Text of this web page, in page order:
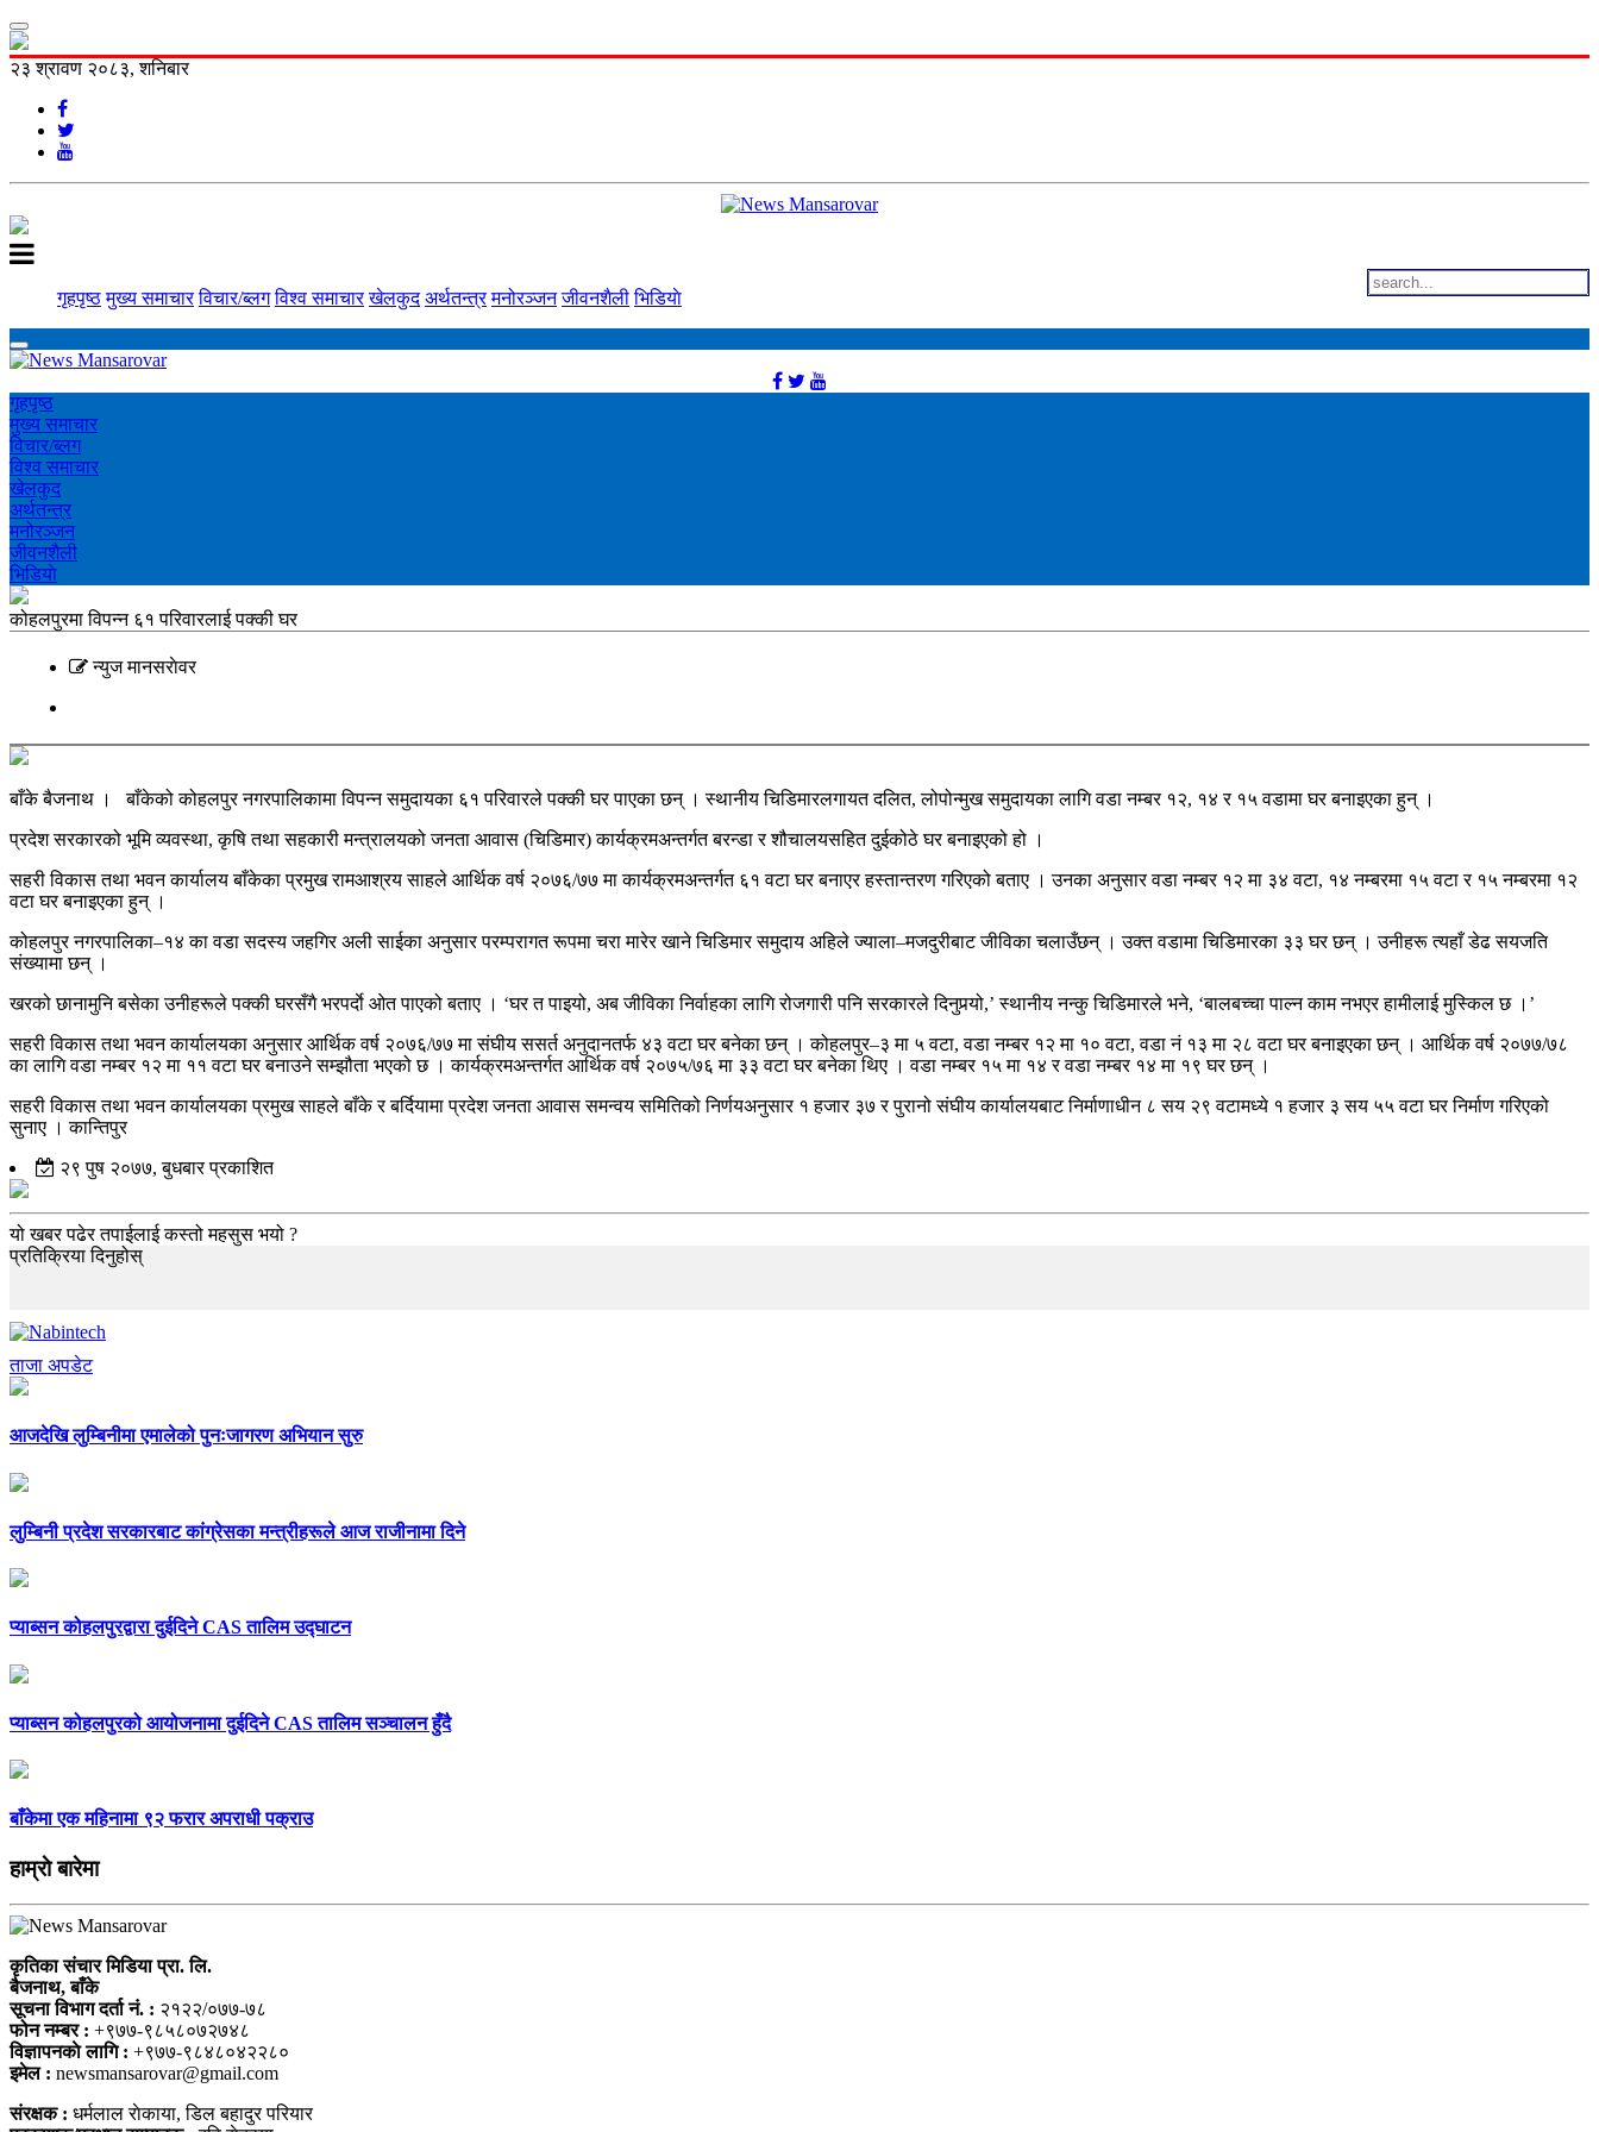
२३ श्रावण २०८३, शनिबार
गृहपृष्ठ मुख्य समाचार विचार/ब्लग विश्व समाचार खेलकुद अर्थतन्त्र मनोरञ्‍जन जीवनशैली भिडियाे
गृहपृष्ठ
मुख्य समाचार
विचार/ब्लग
विश्व समाचार
खेलकुद
अर्थतन्त्र
मनोरञ्‍जन
जीवनशैली
भिडियाे
कोहलपुरमा विपन्‍न ६१ परिवारलाई पक्की घर
न्युज मानसराेवर
बाँके बैजनाथ । बाँकेको कोहलपुर नगरपालिकामा विपन्न समुदायका ६१ परिवारले पक्की घर पाएका छन् । स्थानीय चिडिमारलगायत दलित, लोपोन्मुख समुदायका लागि वडा नम्बर १२, १४ र १५ वडामा घर बनाइएका हुन् ।
प्रदेश सरकारको भूमि व्यवस्था, कृषि तथा सहकारी मन्त्रालयको जनता आवास (चिडिमार) कार्यक्रमअन्तर्गत बरन्डा र शौचालयसहित दुईकोठे घर बनाइएको हो ।
सहरी विकास तथा भवन कार्यालय बाँकेका प्रमुख रामआश्रय साहले आर्थिक वर्ष २०७६/७७ मा कार्यक्रमअन्तर्गत ६१ वटा घर बनाएर हस्तान्तरण गरिएको बताए । उनका अनुसार वडा नम्बर १२ मा ३४ वटा, १४ नम्बरमा १५ वटा र १५ नम्बरमा १२
वटा घर बनाइएका हुन् ।
कोहलपुर नगरपालिका–१४ का वडा सदस्य जहगिर अली साईका अनुसार परम्परागत रूपमा चरा मारेर खाने चिडिमार समुदाय अहिले ज्याला–मजदुरीबाट जीविका चलाउँछन् । उक्त वडामा चिडिमारका ३३ घर छन् । उनीहरू त्यहाँ डेढ सयजति
संख्यामा छन् ।
खरको छानामुनि बसेका उनीहरूले पक्की घरसँगै भरपर्दाे ओत पाएको बताए । ‘घर त पाइयो, अब जीविका निर्वाहका लागि रोजगारी पनि सरकारले दिनुपर्‍यो,’ स्थानीय नन्कु चिडिमारले भने, ‘बालबच्चा पाल्न काम नभएर हामीलाई मुस्किल छ ।’
सहरी विकास तथा भवन कार्यालयका अनुसार आर्थिक वर्ष २०७६/७७ मा संघीय ससर्त अनुदानतर्फ ४३ वटा घर बनेका छन् । कोहलपुर–३ मा ५ वटा, वडा नम्बर १२ मा १० वटा, वडा नं १३ मा २८ वटा घर बनाइएका छन् । आर्थिक वर्ष २०७७/७८
का लागि वडा नम्बर १२ मा ११ वटा घर बनाउने सम्झौता भएको छ । कार्यक्रमअन्तर्गत आर्थिक वर्ष २०७५/७६ मा ३३ वटा घर बनेका थिए । वडा नम्बर १५ मा १४ र वडा नम्बर १४ मा १९ घर छन् ।
सहरी विकास तथा भवन कार्यालयका प्रमुख साहले बाँके र बर्दियामा प्रदेश जनता आवास समन्वय समितिको निर्णयअनुसार १ हजार ३७ र पुरानो संघीय कार्यालयबाट निर्माणाधीन ८ सय २९ वटामध्ये १ हजार ३ सय ५५ वटा घर निर्माण गरिएको
सुनाए । कान्तिपुर
२९ पुष २०७७, बुधबार प्रकाशित
यो खबर पढेर तपाईलाई कस्तो महसुस भयो ?
प्रतिक्रिया दिनुहोस्
ताजा अपडेट
आजदेखि लुम्बिनीमा एमालेको पुनःजागरण अभियान सुरु
लुम्बिनी प्रदेश सरकारबाट कांग्रेसका मन्त्रीहरूले आज राजीनामा दिने
प्याब्सन कोहलपुरद्वारा दुईदिने CAS तालिम उद्घाटन
प्याब्सन कोहलपुरको आयोजनामा दुईदिने CAS तालिम सञ्चालन हुँदै
बाँकेमा एक महिनामा ९२ फरार अपराधी पक्राउ
हाम्राे बारेमा
कृतिका संचार मिडिया प्रा. लि.
बैजनाथ, बाँके
सूचना विभाग दर्ता नं. : २१२२/०७७-७८
फोन नम्बर : +९७७-९८५८०७२७४८
विज्ञापनकाे लागि : +९७७-९८४८०४२२८०
इमेल : newsmansarovar@gmail.com
संरक्षक : धर्मलाल राेकाया, डिल बहादुर परियार